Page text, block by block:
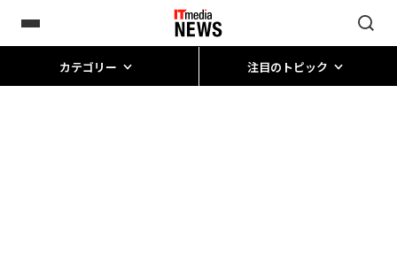
カテゴリー 注目のトピック